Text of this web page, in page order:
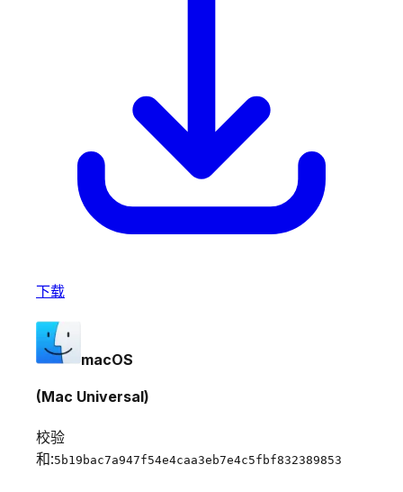
下载
macOS
(Mac Universal)
校验
和:5b19bac7a947f54e4caa3eb7e4c5fbf832389853